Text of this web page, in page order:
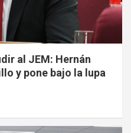
al JEM: Hernán
y pone bajo la lupa